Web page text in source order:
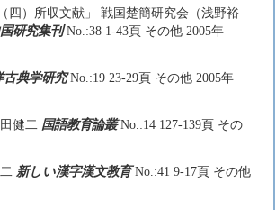
四）所収文献」 戦国楚簡研究会（浅野裕
研究集刊No.:38 1-43頁 その他 2005年
古典学研究No.:19 23-29頁 その他 2005年
健二 国語教育論叢No.:14 127-139頁 その
新しい漢字漢文教育No.:41 9-17頁 その他